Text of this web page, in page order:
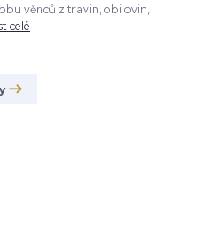
věnců z travin, obilovin,
celé